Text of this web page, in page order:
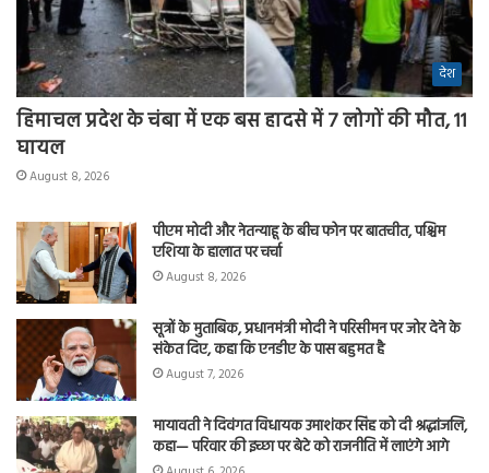
देश
हिमाचल प्रदेश के चंबा में एक बस हादसे में 7 लोगों की मौत, 11
घायल
August 8, 2026
पीएम मोदी और नेतन्याहू के बीच फोन पर बातचीत, पश्चिम
एशिया के हालात पर चर्चा
August 8, 2026
सूत्रों के मुताबिक, प्रधानमंत्री मोदी ने परिसीमन पर जोर देने के
संकेत दिए, कहा कि एनडीए के पास बहुमत है
August 7, 2026
मायावती ने दिवंगत विधायक उमाशंकर सिंह को दी श्रद्धांजलि,
कहा— परिवार की इच्छा पर बेटे को राजनीति में लाएंगे आगे